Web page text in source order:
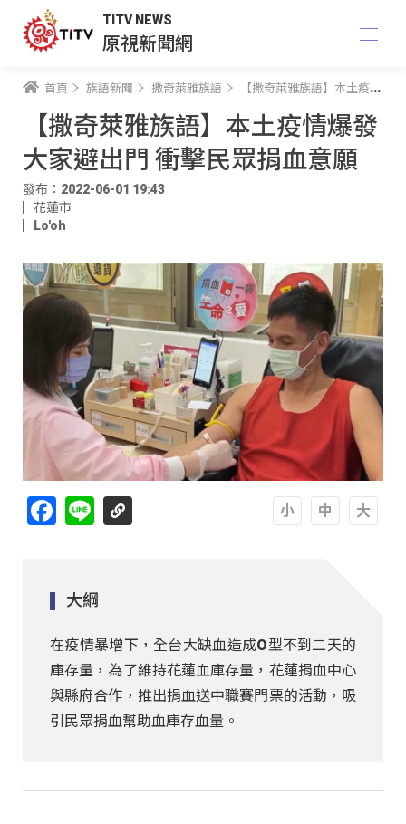
TITV NEWS
原視新聞網
首頁 族語新聞 撒奇萊雅族語 【撒奇萊雅族語】本土疫情爆發大家避出門 衝擊民眾捐血意願
【撒奇萊雅族語】本土疫情爆發
大家避出門 衝擊民眾捐血意願
發布：2022-06-01 19:43
花蓮市
Lo'oh
Facebook
Line
大綱
在疫情暴增下，全台大缺血造成O型不到二天的
庫存量，為了維持花蓮血庫存量，花蓮捐血中心
與縣府合作，推出捐血送中職賽門票的活動，吸
引民眾捐血幫助血庫存血量。